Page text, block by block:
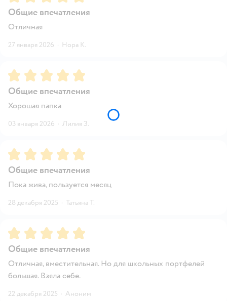
Общие впечатления
Отличная
27 января 2026 · Нора К.
Рейтинг:5
Общие впечатления
Хорошая папка
03 января 2026 · Лилия З.
Рейтинг:5
Общие впечатления
Пока жива, пользуется месяц
28 декабря 2025 · Татьяна Т.
Рейтинг:5
Общие впечатления
Отличная, вместительная. Но для школьных портфелей
большая. Взяла себе.
22 декабря 2025 · Аноним